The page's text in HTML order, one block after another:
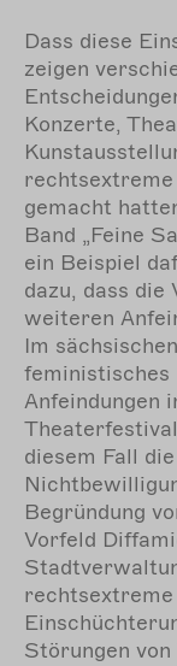
Dass diese
zeigen
Konzerte,
gemacht
Band „Feine
ein Beispiel
dazu, dass
weiteren
Im
feministisches
Anfeindungen
diesem Fall
Begründung
Vorfeld
Störungen